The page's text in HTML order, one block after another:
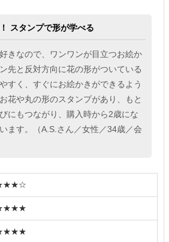
スタンプで形が学べる
きなので、ワンワンが目立つお絵か
先と反対方向に花の形がついている
すく、すぐにお絵かきができるよう
花や丸の形のスタンプがあり、もと
にもつながり、購入時から2歳にな
ます。（A.S.さん／女性／34歳／会